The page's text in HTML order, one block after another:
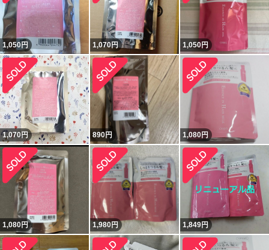
1,050円 1,070円 1,050円
1,070円 890円 1,080円
1,080円 1,980円 1,849円